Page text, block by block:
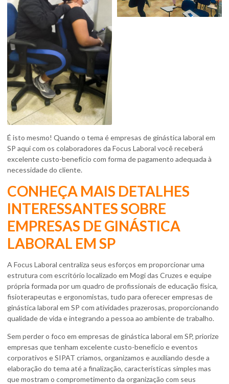
É isto mesmo! Quando o tema éempresas de ginástica laboral em
SP aqui com os colaboradores da Focus Laboral você receberá
excelente custo-benefício com forma de pagamento adequada à
necessidade do cliente.
CONHEÇA MAIS DETALHES
INTERESSANTES SOBRE
EMPRESAS DE GINÁSTICA
LABORAL EM SP
A Focus Laboral centraliza seus esforços em proporcionar uma
estrutura com escritório localizado em Mogi das Cruzes e equipe
própria formada por um quadro de profissionais de educação física,
fisioterapeutas e ergonomistas, tudo para oferecerempresas de
ginástica laboral em SP com atividades prazerosas, proporcionando
qualidade de vida e integrando a pessoa ao ambiente de trabalho.
Sem perder o foco em empresas de ginástica laboral em SP, priorize
empresas que tenham excelente custo-benefício e eventos
corporativos e SIPAT criamos, organizamos e auxiliando desde a
elaboração do tema até a finalização, características simples mas
que mostram o comprometimento da organização com seus